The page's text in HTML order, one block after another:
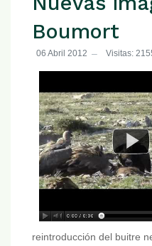
Boumort
06 Abril 2012 Visitas:
reintroducción del buitre